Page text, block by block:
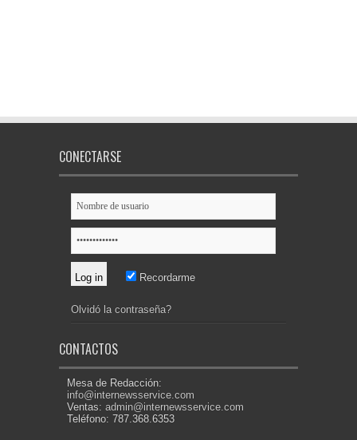
CONECTARSE
Recordarme
Olvidó la contraseña?
CONTACTOS
Mesa de Redacción:
info@internewsservice.com
Ventas: admin@internewsservice.com
Teléfono: 787.368.6353